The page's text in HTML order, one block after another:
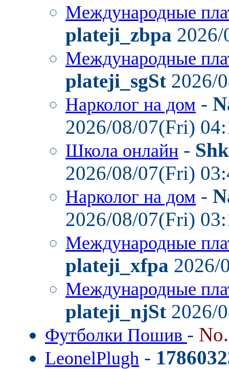
Международные
plateji_zbpa
Международные
plateji_sgSt 2026/
Нарколог на дом -
2026/08/07(Fri)
Школа онлайн -
2026/08/07(Fri)
Нарколог на дом -
2026/08/07(Fri)
Международные
plateji_xfpa 2026/
Международные
plateji_njSt 2026/
Футболки Пошив -
LeonelPlugh -